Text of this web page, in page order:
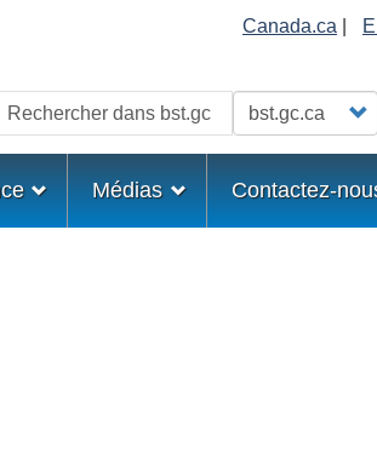
Canada.ca
Rechercher Customize
Médias Contactez-